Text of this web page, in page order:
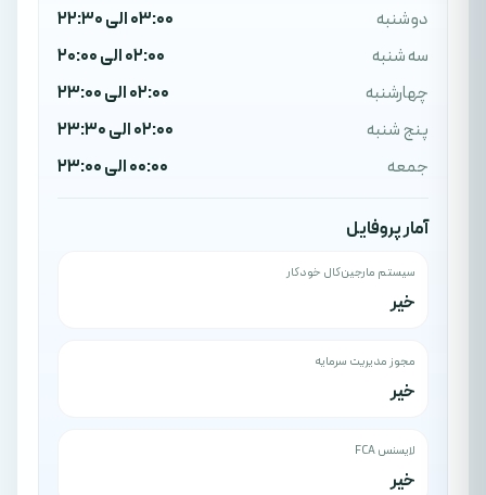
دوشنبه
03:00 الی 22:30
سه شنبه
02:00 الی 20:00
چهارشنبه
02:00 الی 23:00
پنج شنبه
02:00 الی 23:30
جمعه
00:00 الی 23:00
آمار پروفایل
سیستم مارجین‌کال خودکار
خیر
مجوز مدیریت سرمایه
خیر
لایسنس FCA
خیر